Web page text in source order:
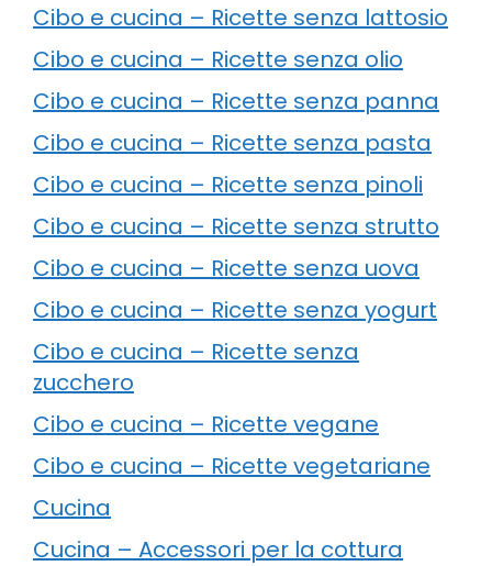
Cibo e cucina – Ricette senza lattosio
Cibo e cucina – Ricette senza olio
Cibo e cucina – Ricette senza panna
Cibo e cucina – Ricette senza pasta
Cibo e cucina – Ricette senza pinoli
Cibo e cucina – Ricette senza strutto
Cibo e cucina – Ricette senza uova
Cibo e cucina – Ricette senza yogurt
Cibo e cucina – Ricette senza
zucchero
Cibo e cucina – Ricette vegane
Cibo e cucina – Ricette vegetariane
Cucina
Cucina – Accessori per la cottura